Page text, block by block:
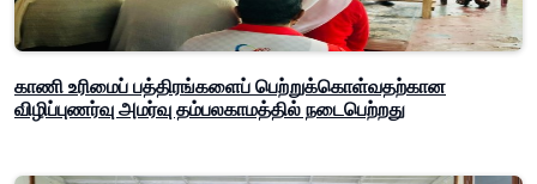
காணி உரிமைப் பத்திரங்களைப் பெற்றுக்கொள்வதற்கான
விழிப்புணர்வு அமர்வு தம்பலகாமத்தில் நடைபெற்றது